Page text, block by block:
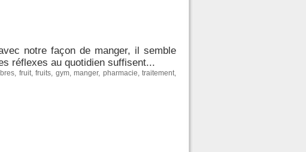
notre façon de manger, il semble
réflexes au quotidien suffisent...
, fruit, fruits, gym, manger, pharmacie, traitement,